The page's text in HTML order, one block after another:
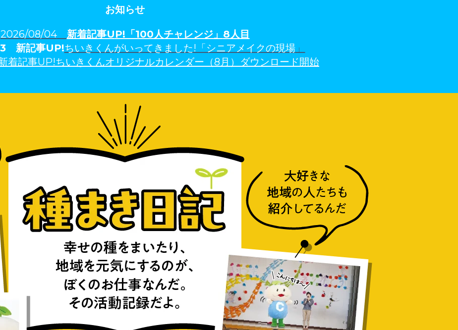
お知らせ
2026/08/04 新着記事UP!「100人チャレンジ」 8人目
新記事UP!ちいきくんがいってきました!「シニアメイクの現場」
着記事UP!ちいきくんオリジナルカレンダー（8月）ダウンロード開始